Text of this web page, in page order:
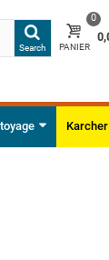
Search PANIER
0
Karcher